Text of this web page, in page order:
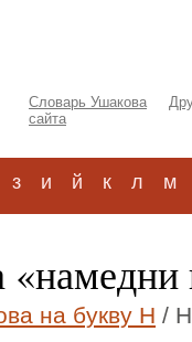
Словарь Ушакова
сайта
з и й к л м
«намедни
на букву Н /